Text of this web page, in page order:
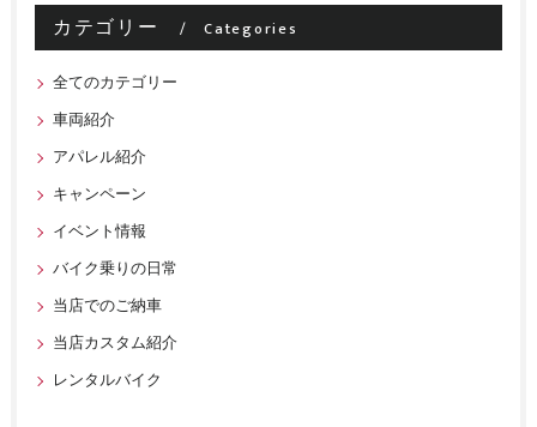
カテゴリー Categories
全てのカテゴリー
車両紹介
アパレル紹介
キャンペーン
イベント情報
バイク乗りの日常
当店でのご納車
当店カスタム紹介
レンタルバイク